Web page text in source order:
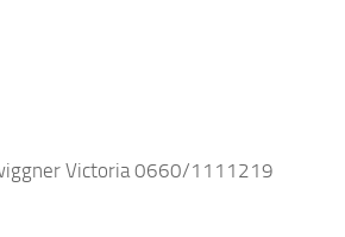
Victoria 0660/1111219